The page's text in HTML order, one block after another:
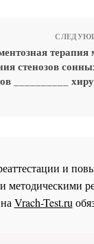
терапия
стенозов
__________
и
методическими
Vrach-Test.ru